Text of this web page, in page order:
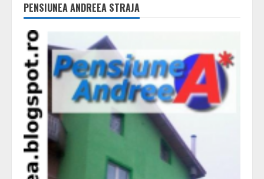
PENSIUNEA ANDREEA STRAJA